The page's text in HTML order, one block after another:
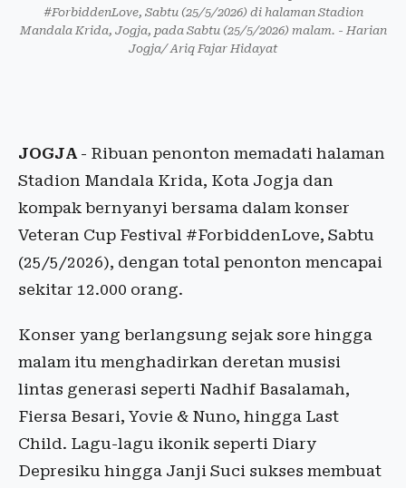
#ForbiddenLove, Sabtu (25/5/2026) di halaman Stadion
Mandala Krida, Jogja, pada Sabtu (25/5/2026) malam. - Harian
Jogja/ Ariq Fajar Hidayat
JOGJA- Ribuan penonton memadati halaman
Stadion Mandala Krida, Kota Jogja dan
kompak bernyanyi bersama dalam konser
Veteran Cup Festival #ForbiddenLove, Sabtu
(25/5/2026), dengan total penonton mencapai
sekitar 12.000 orang.
Konser yang berlangsung sejak sore hingga
malam itu menghadirkan deretan musisi
lintas generasi seperti Nadhif Basalamah,
Fiersa Besari, Yovie & Nuno, hingga Last
Child. Lagu-lagu ikonik seperti Diary
Depresiku hingga Janji Suci sukses membuat